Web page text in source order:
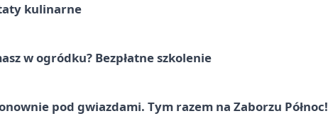
kulinarne
w ogródku? Bezpłatne szkolenie
pod gwiazdami. Tym razem na Zaborzu Północ!